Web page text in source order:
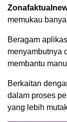
memukau
Beragam
menyambutnya
membantu
Berkaitan
dalam proses
yang lebih